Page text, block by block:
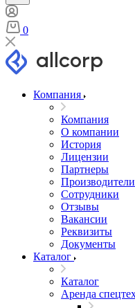
0
Компания
Компания
О компании
История
Лицензии
Партнеры
Производители
Сотрудники
Отзывы
Вакансии
Реквизиты
Документы
Каталог
Каталог
Аренда